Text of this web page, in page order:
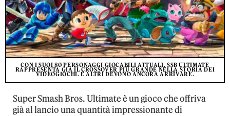
CON I SUOI 80 PERSONAGGI GIOCABILI ATTUALI, SSB ULTIMATE
RAPPRESENTA GIÀ IL CROSSOVER PIÙ GRANDE NELLA STORIA DEI
VIDEOGIOCHI. E ALTRI DEVONO ANCORA ARRIVARE.
Super Smash Bros. Ultimate è un gioco che offriva
già al lancio una quantità impressionante di